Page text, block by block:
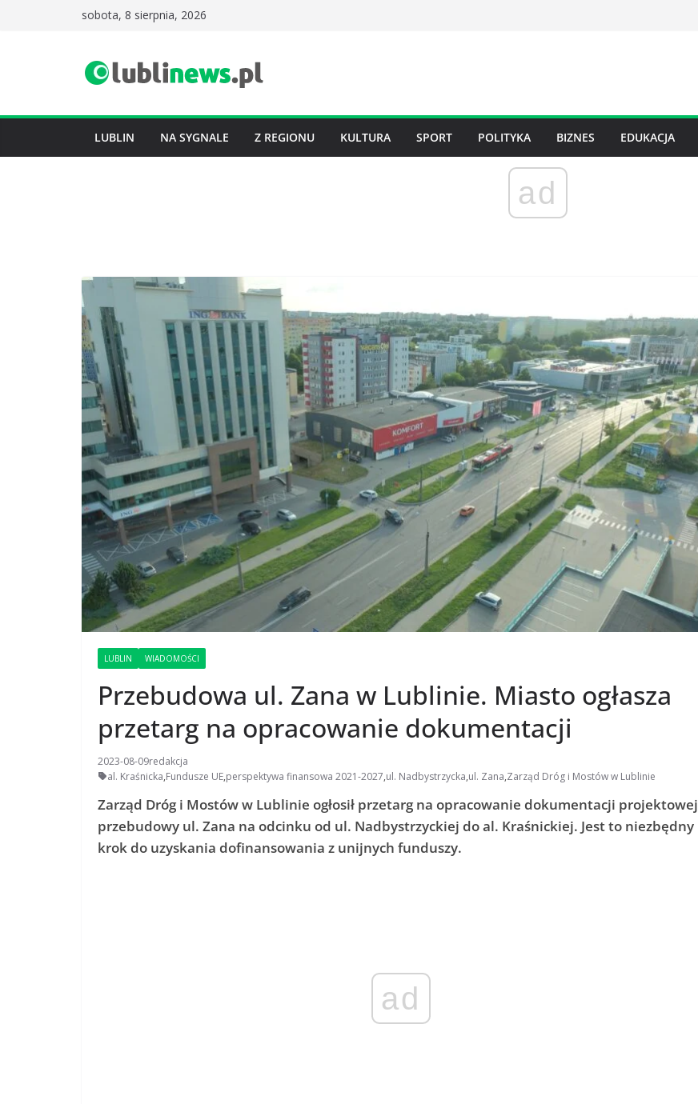
sobota, 8 sierpnia, 2026
LUBLIN NA SYGNALE Z REGIONU KULTURA SPORT POLITYKA BIZNES EDUKACJA
ad
LUBLIN WIADOMOŚCI
Przebudowa ul. Zana w Lublinie. Miasto ogłasza
przetarg na opracowanie dokumentacji
2023-08-09redakcja
al. Kraśnicka,Fundusze UE,perspektywa finansowa 2021-2027,ul. Nadbystrzycka,ul. Zana,Zarząd Dróg i Mostów w Lublinie
Zarząd Dróg i Mostów w Lublinie ogłosił przetarg na opracowanie dokumentacji projektowej
przebudowy ul. Zana na odcinku od ul. Nadbystrzyckiej do al. Kraśnickiej. Jest to niezbędny
krok do uzyskania dofinansowania z unijnych funduszy.
ad